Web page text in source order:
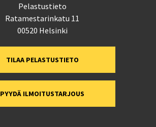
Pelastustieto
Ratamestarinkatu 11
00520 Helsinki
TILAA PELASTUSTIETO
PYYDÄ ILMOITUSTARJOUS